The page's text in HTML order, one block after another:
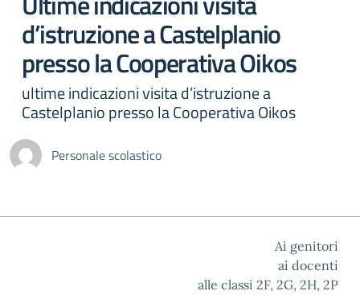
d’istruzione a Castelplanio
presso la Cooperativa Oikos
ultime indicazioni visita d’istruzione a
Castelplanio presso la Cooperativa Oikos
Personale scolastico
Ai genitori
ai docenti
alle classi 2F, 2G, 2H, 2P